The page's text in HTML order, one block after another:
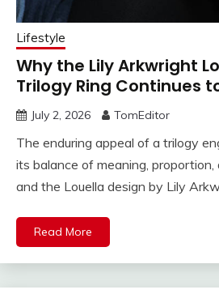
Lifestyle
Why the Lily Arkwright
Trilogy Ring Continues
July 2, 2026 TomEditor
The enduring appeal of a trilogy
its balance of meaning,
and the Louella design by Lily
Read More